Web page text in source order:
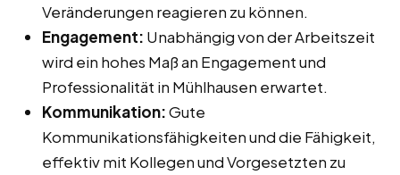
Veränderungen reagieren zu können.
Engagement: Unabhängig von der Arbeitszeit
wird ein hohes Maß an Engagement und
Professionalität in Mühlhausen erwartet.
Kommunikation:Gute
Kommunikationsfähigkeiten und die Fähigkeit,
effektiv mit Kollegen und Vorgesetzten zu